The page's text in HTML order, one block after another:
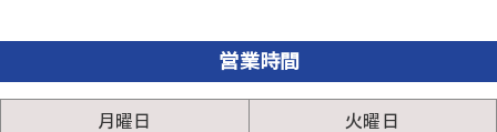
営業時間
月曜日 火曜日